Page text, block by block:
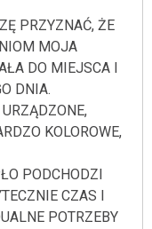
PRZYZNAĆ, ŻE
MOJA
DO MIEJSCA I
DNIA.
KOLOROWE,
PODCHODZI
CZAS I
POTRZEBY